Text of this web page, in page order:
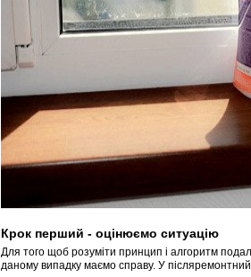
Крок перший - оцінюємо ситуацію
Для того щоб розуміти принцип і алгоритм
даному випадку маємо справу. У